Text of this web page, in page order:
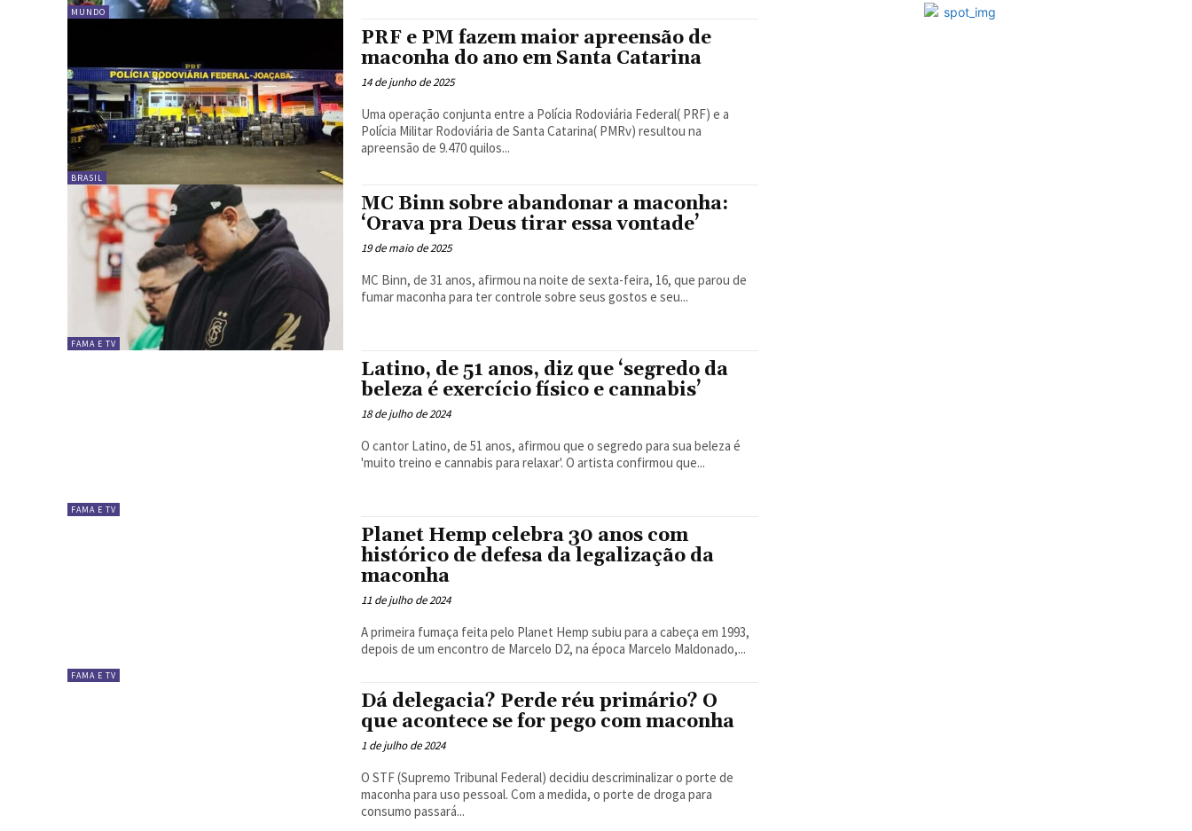
MUNDO
BRASIL
PRF e PM fazem maior apreensão de
maconha do ano em Santa Catarina
14 de junho de 2025
Uma operação conjunta entre a Polícia Rodoviária Federal( PRF) e a
Polícia Militar Rodoviária de Santa Catarina( PMRv) resultou na
apreensão de 9.470 quilos...
FAMA E TV
MC Binn sobre abandonar a maconha:
‘Orava pra Deus tirar essa vontade’
19 de maio de 2025
MC Binn, de 31 anos, afirmou na noite de sexta-feira, 16, que parou de
fumar maconha para ter controle sobre seus gostos e seu...
FAMA E TV
Latino, de 51 anos, diz que ‘segredo da
beleza é exercício físico e cannabis’
18 de julho de 2024
O cantor Latino, de 51 anos, afirmou que o segredo para sua beleza é
'muito treino e cannabis para relaxar'. O artista confirmou que...
FAMA E TV
Planet Hemp celebra 30 anos com
histórico de defesa da legalização da
maconha
11 de julho de 2024
A primeira fumaça feita pelo Planet Hemp subiu para a cabeça em 1993,
depois de um encontro de Marcelo D2, na época Marcelo Maldonado,...
Dá delegacia? Perde réu primário? O
que acontece se for pego com maconha
1 de julho de 2024
O STF (Supremo Tribunal Federal) decidiu descriminalizar o porte de
maconha para uso pessoal. Com a medida, o porte de droga para
consumo passará...